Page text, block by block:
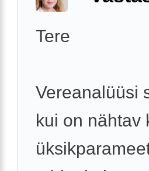
Tere
Vereanalüüsi
kui on nähtav